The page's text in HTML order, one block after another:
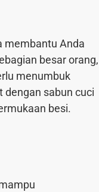
membantu Anda
besar orang,
menumbuk
dengan sabun cuci
besi.